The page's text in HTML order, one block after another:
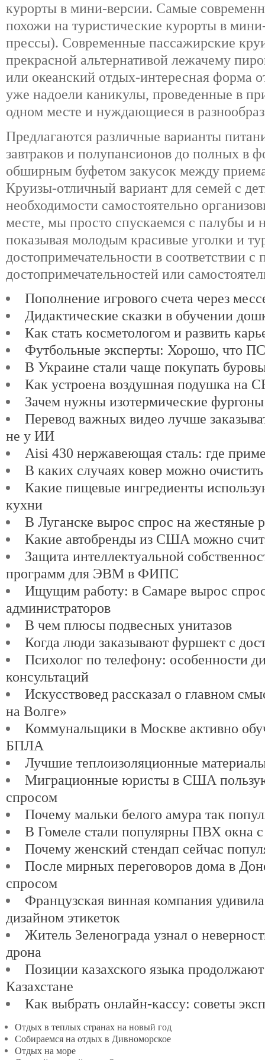
курорты в мини-версии. Самые
похожи на туристические курорты в
прессы). Современные пассажирские
прекрасной альтернативой лежачему
или океанский отдых-интересная форма
уже надоели каникулы, проведенные в
одном месте и нуждающиеся в
Предлагаются различные варианты
завтраков и полупансионов до полных в
обширным буфетом закусок между
Круизы-отличный вариант для семей с
необходимости самостоятельно
месте, мы просто спускаемся с палубы и
показывая молодым красивые уголки и
достопримечательности в соответствии
достопримечательностей или
Пополнение игрового счета через
Дидактические сказки в обучении
Как стать косметологом и развить
Футбольные эксперты: Хорошо, что
В Украине стали чаще покупать
Как устроена воздушная подушка на
Зачем нужны изотермические фургоны
Перевод важных видео лучше
не у ИИ
Aisi 430 нержавеющая сталь: где
В каких случаях ковер можно
Какие пищевые ингредиенты
кухни
В Луганске вырос спрос на жестяные
Какие автобренды из США можно
Защита интеллектуальной
программ для ЭВМ в ФИПС
Ищущим работу: в Самаре вырос
администраторов
В чем плюсы подвесных унитазов
Когда люди заказывают фуршект с
Психолог по телефону: особенности
консультаций
Искусствовед рассказал о главном
на Волге»
Коммунальщики в Москве активно
БПЛА
Лучшие теплоизоляционные
Миграционные юристы в США
спросом
Почему мальки белого амура так
В Гомеле стали популярны ПВХ окна с
Почему женский стендап сейчас
После мирных переговоров дома в
спросом
Французская винная компания
дизайном этикеток
Житель Зеленограда узнал о
дрона
Позиции казахского языка
Казахстане
Как выбрать онлайн-кассу: советы
Отдых в теплых странах на новый год
Собираемся на отдых в Дивноморское
Отдых на море